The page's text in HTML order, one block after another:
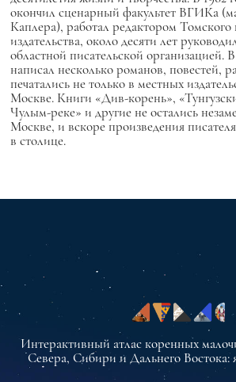
окончил сценарный факультет ВГИКа
Каплера), работал редактором
издательства, около десяти лет
областной писательской организацией.
написал несколько романов, повестей,
печатались не только в местных
Москве. Книги «Див-корень»,
Чулым-реке» и другие не остались
Москве, и вскоре произведения
в столице.
Интерактивный атлас коренных
Севера, Сибири и Дальнего Востока: